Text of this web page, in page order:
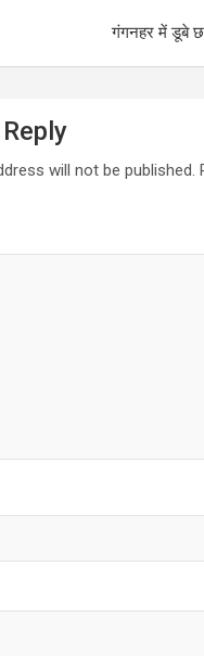
गंगनहर में डूबे
will not be published.